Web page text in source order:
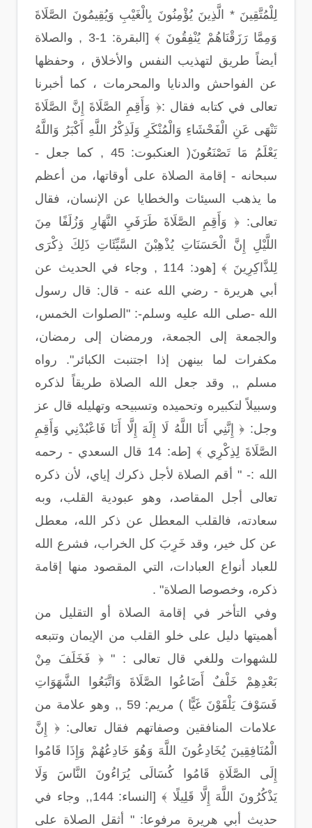
لِلْمُتَّقِينَ * الَّذِينَ يُؤْمِنُونَ بِالْغَيْبِ وَيُقِيمُونَ الصَّلَاةَ
وَمِمَّا رَزَقْنَاهُمْ يُنْفِقُونَ ﴾ [البقرة: 1-3 , والصلاة
أيضاً طريق لتهذيب النفس والأخلاق ، وحفظها
عن الفواحش والدنايا والمحرمات ، كما أخبرنا
تعالى في كتابه فقال :﴿ وَأَقِمِ الصَّلَاةَ إِنَّ الصَّلَاةَ
تَنْهَى عَنِ الْفَحْشَاءِ وَالْمُنْكَرِ وَلَذِكْرُ اللَّهِ أَكْبَرُ وَاللَّهُ
يَعْلَمُ مَا تَصْنَعُونَ( العنكبوت: 45 , كما جعل -
سبحانه - إقامة الصلاة على أوقاتها، من أعظم
ما يذهب السيئات والخطايا عن الإنسان، فقال
تعالى: ﴿ وَأَقِمِ الصَّلَاةَ طَرَفَيِ النَّهَارِ وَزُلَفًا مِنَ
اللَّيْلِ إِنَّ الْحَسَنَاتِ يُذْهِبْنَ السَّيِّئَاتِ ذَلِكَ ذِكْرَى
لِلذَّاكِرِينَ ﴾ [هود: 114 , وجاء في الحديث عن
أبي هريرة - رضي الله عنه - قال: قال رسول
الله -صلى الله عليه وسلم-: "الصلوات الخمس،
والجمعة إلى الجمعة، ورمضان إلى رمضان،
مكفرات لما بينهن إذا اجتنبت الكبائر". رواه
مسلم ,, وقد جعل الله الصلاة طريقاً لذكره
وسبيلاً لتكبيره وتحميده وتسبيحه وتهليله قال عز
وجل: ﴿ إِنَّنِي أَنَا اللَّهُ لَا إِلَهَ إِلَّا أَنَا فَاعْبُدْنِي وَأَقِمِ
الصَّلَاةَ لِذِكْرِي ﴾ [طه: 14 قال السعدي - رحمه
الله :- " أقم الصلاة لأجل ذكرك إياي، لأن ذكره
تعالى أجل المقاصد، وهو عبودية القلب، وبه
سعادته، فالقلب المعطل عن ذكر الله، معطل
عن كل خير، وقد خَرِبَ كل الخراب، فشرع الله
للعباد أنواع العبادات، التي المقصود منها إقامة
ذكره، وخصوصا الصلاة" .
وفي التأخر في إقامة الصلاة أو التقليل من
أهميتها دليل على خلو القلب من الإيمان وتتبعه
للشهوات وللغي قال تعالى : " ﴿ فَخَلَفَ مِنْ
بَعْدِهِمْ خَلْفٌ أَضَاعُوا الصَّلَاةَ وَاتَّبَعُوا الشَّهَوَاتِ
فَسَوْفَ يَلْقَوْنَ غَيًّا ) مريم: 59 ,, وهو علامة من
علامات المنافقين وصفاتهم فقال تعالى: ﴿ إِنَّ
الْمُنَافِقِينَ يُخَادِعُونَ اللَّهَ وَهُوَ خَادِعُهُمْ وَإِذَا قَامُوا
إِلَى الصَّلَاةِ قَامُوا كُسَالَى يُرَاءُونَ النَّاسَ وَلَا
يَذْكُرُونَ اللَّهَ إِلَّا قَلِيلًا ﴾ [النساء: 144,, وجاء في
حديث أبي هريرة مرفوعا: " أثقل الصلاة على